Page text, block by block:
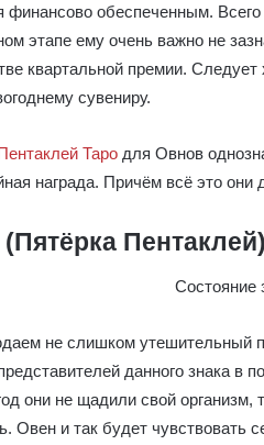
финансово обеспеченным. Всего
этапе ему очень важно не
квартальной премии.
сувениру.
Таро для Овнов
награда. Причём всё это они
Пентаклей)
не слишком утешительный
данного знака в
они не щадили свой
Овен и так будет чувствовать
Г
л
р
е
л
о
д
ы
Колдовское Таро